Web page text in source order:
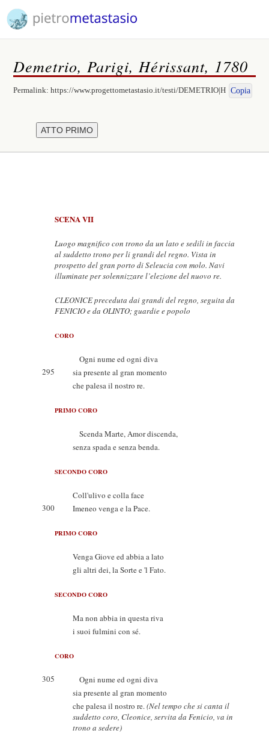
Demetrio, Parigi, Hérissant, 1780
Permalink:https://www.progettometastasio.it/testi/DEMETRIO|H Copia
SCENA VII
Luogo magnifico con trono da un lato e sedili in faccia
al suddetto trono per li grandi del regno. Vista in
prospetto del gran porto di Seleucia con molo. Navi
illuminate per solennizzare l’elezione del nuovo re.
CLEONICE preceduta dai grandi del regno, seguita da
FENICIO e da OLINTO; guardie e popolo
CORO
Ogni nume ed ogni diva
295
sia presente al gran momento
che palesa il nostro re.
PRIMO CORO
Scenda Marte, Amor discenda,
senza spada e senza benda.
SECONDO CORO
Coll'ulivo e colla face
300
Imeneo venga e la Pace.
PRIMO CORO
Venga Giove ed abbia a lato
gli altri dei, la Sorte e 'l Fato.
SECONDO CORO
Ma non abbia in questa riva
i suoi fulmini con sé.
CORO
305
Ogni nume ed ogni diva
sia presente al gran momento
che palesa il nostro re.(Nel tempo che si canta il
suddetto coro, Cleonice, servita da Fenicio, va in
trono a sedere)